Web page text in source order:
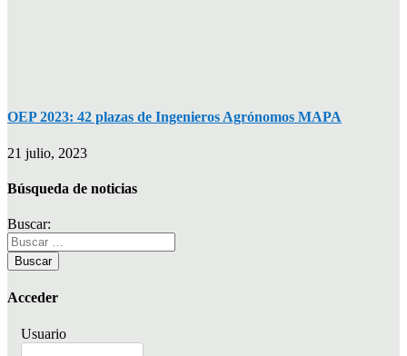
OEP 2023: 42 plazas de Ingenieros Agrónomos MAPA
21 julio, 2023
Búsqueda de noticias
Buscar:
Acceder
Usuario